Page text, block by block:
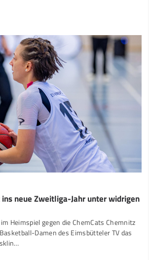
ins neue Zweitliga-Jahr unter widrigen
Heimspiel gegen die ChemCats Chemnitz
Damen des Eimsbütteler TV das